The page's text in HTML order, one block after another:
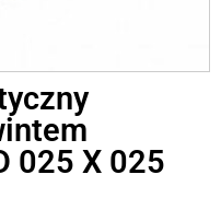
025 X 025